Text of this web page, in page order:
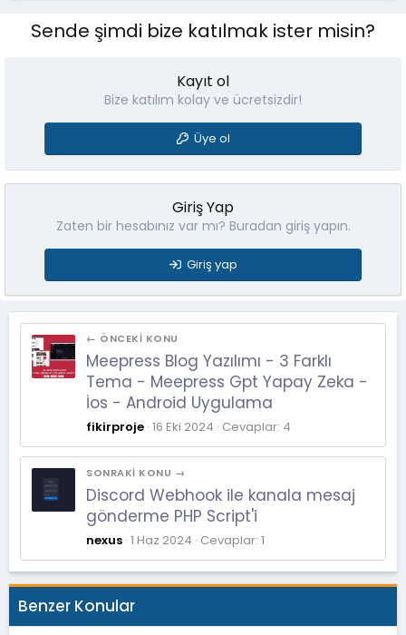
Sende şimdi bize katılmak ister misin?
Kayıt ol
Bize katılım kolay ve ücretsizdir!
Üye ol
Giriş Yap
Zaten bir hesabınız var mı? Buradan giriş yapın.
Giriş yap
← ÖNCEKI KONU
Meepress Blog Yazılımı - 3 Farklı
Tema - Meepress Gpt Yapay Zeka -
İos - Android Uygulama
fikirproje 16 Eki 2024 Cevaplar: 4
SONRAKI KONU →
Discord Webhook ile kanala mesaj
gönderme PHP Script'i
nexus 1 Haz 2024 Cevaplar: 1
Benzer Konular